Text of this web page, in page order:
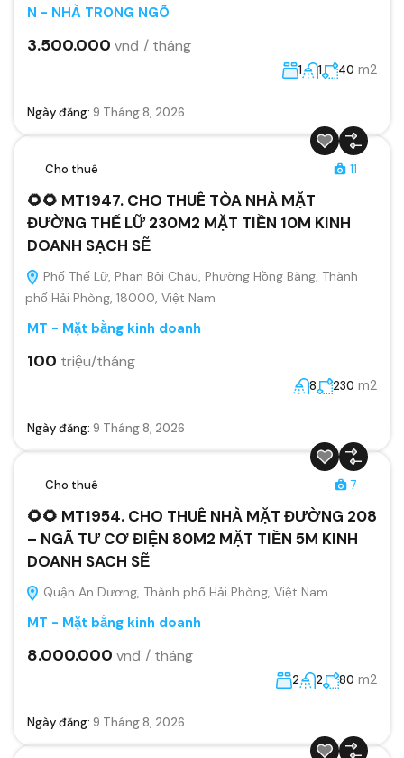
N - NHÀ TRONG NGÕ
3.500.000 vnđ / tháng
1 1 40 m2
Ngày đăng: 9 Tháng 8, 2026
Cho thuê 11
🌻🌻 MT1947. CHO THUÊ TÒA NHÀ MẶT
ĐƯỜNG THẾ LỮ 230M2 MẶT TIỀN 10M KINH
DOANH SẠCH SẼ
Phố Thế Lữ, Phan Bội Châu, Phường Hồng Bàng, Thành
phố Hải Phòng, 18000, Việt Nam
MT - Mặt bằng kinh doanh
100 triệu/tháng
8 230 m2
Ngày đăng: 9 Tháng 8, 2026
Cho thuê 7
🌻🌻 MT1954. CHO THUÊ NHÀ MẶT ĐƯỜNG 208
– NGÃ TƯ CƠ ĐIỆN 80M2 MẶT TIỀN 5M KINH
DOANH SACH SẼ
Quận An Dương, Thành phố Hải Phòng, Việt Nam
MT - Mặt bằng kinh doanh
8.000.000 vnđ / tháng
2 2 80 m2
Ngày đăng: 9 Tháng 8, 2026